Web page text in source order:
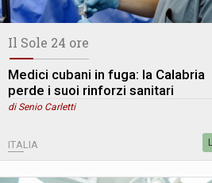
Il Sole 24 ore
Medici cubani in fuga: la Calabria
perde i suoi rinforzi sanitari
di Senio Carletti
ITALIA